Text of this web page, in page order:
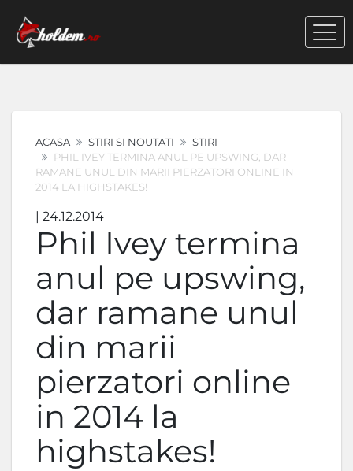
ACASA STIRI SI NOUTATI
STIRI
PHIL IVEY TERMINA ANUL PE UPSWING, DAR
RAMANE UNUL DIN MARII PIERZATORI ONLINE IN
2014 LA HIGHSTAKES!
| 24.12.2014
Phil Ivey termina
anul pe upswing,
dar ramane unul
din marii
pierzatori online
in 2014 la
highstakes!